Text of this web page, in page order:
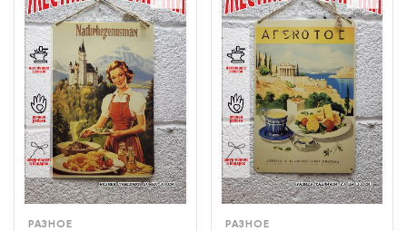
РАЗНОЕ РАЗНОЕ